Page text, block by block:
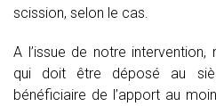
scission, selon le cas.
A l’issue de notre
qui doit être déposé au
bénéficiaire de l’apport au